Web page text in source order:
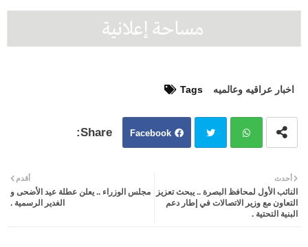
Tags اخبار عراقيه وعالميه
Facebook
ter atsa
أحدث
النائب الأول لمحافظ البصرة .. يبحث تعزيز
التعاون مع وزير الاتصالات في إطار دعم
البنية التحتية .
أقدم
مجلس الوزراء .. يعلن عطلة عيد الأضحى و
الغدير الرسمية .